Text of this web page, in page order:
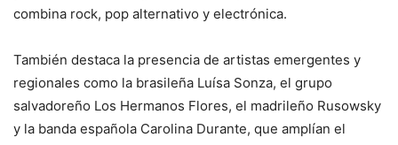
combina rock, pop alternativo y electrónica.
También destaca la presencia de artistas emergentes y
regionales como la brasileña Luísa Sonza, el grupo
salvadoreño Los Hermanos Flores, el madrileño Rusowsky
y la banda española Carolina Durante, que amplían el